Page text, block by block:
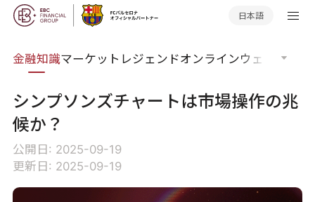
日本語
金融知識マーケットレジェンドオンラインウェビナー
シンプソンズチャートは市場操作の兆
候か？
公開日: 2025-09-19
更新日: 2025-09-19